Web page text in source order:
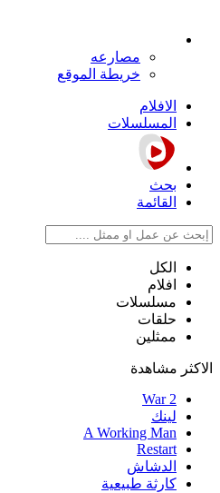
مصارعه
خريطة الموقع
الافلام
المسلسلات
بحث
القائمة
الكل
افلام
مسلسلات
حلقات
ممثلين
الاكثر مشاهدة
War 2
لينك
A Working Man
Restart
الدشاش
كارثة طبيعية